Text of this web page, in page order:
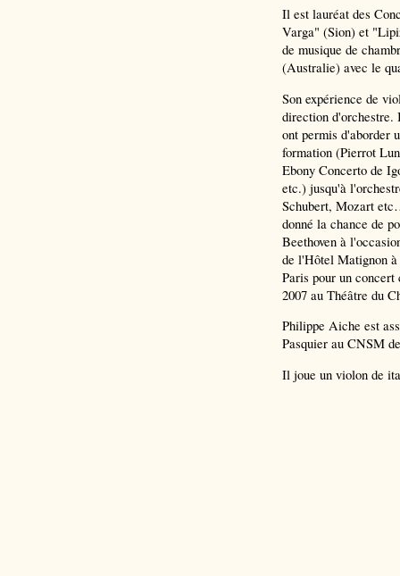
Il est lauréat des
Varga" (Sion) et
de musique de
(Australie) avec le
Son expérience de
direction d'orchestre.
ont permis d'aborder
formation (Pierrot
Ebony Concerto de
etc.) jusqu'à
Schubert, Mozart
donné la chance de
Beethoven à
de l'Hôtel Matignon
Paris pour un
2007 au Théâtre du
Philippe Aiche est
Pasquier au CNSM
Il joue un violon de